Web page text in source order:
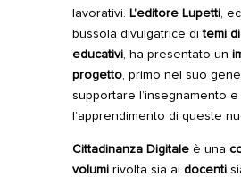
lavorativi. L’editore Lupetti,
bussola divulgatrice ditemi
educativi, ha presentato un
progetto, primo nel suo
supportare l’insegnamento e
l’apprendimento di queste
Cittadinanza Digitaleè una
volumirivolta sia ai docenti